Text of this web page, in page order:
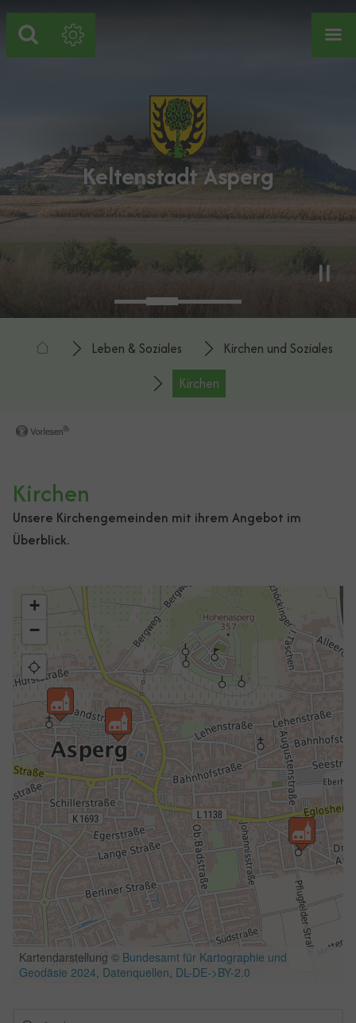
Zum Hauptinhalt springen
Zum Footer springen
Keltenstadt Asperg
You are here: Leben & Soziales
Kirchen und Soziales
Kirchen
Kirchen
Unsere Kirchengemeinden mit ihrem Angebot im
Überblick.